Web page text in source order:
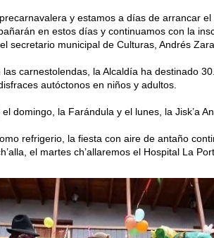
y estamos a días de arrancar
en estos días y continuamos con la
secretario municipal de Culturas, Andrés
carnestolendas, la Alcaldía ha destinado
autóctonos en niños y adultos.
domingo, la Farándula y el lunes, la Jisk’a
refrigerio, la fiesta con aire de antaño
el martes ch’allaremos el Hospital La